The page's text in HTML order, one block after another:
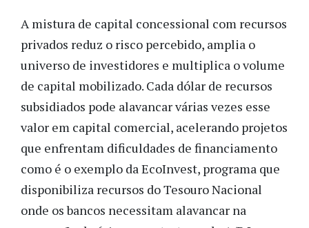
A mistura de capital concessional com recursos
privados reduz o risco percebido, amplia o
universo de investidores e multiplica o volume
de capital mobilizado. Cada dólar de recursos
subsidiados pode alavancar várias vezes esse
valor em capital comercial, acelerando projetos
que enfrentam dificuldades de financiamento
como é o exemplo da EcoInvest, programa que
disponibiliza recursos do Tesouro Nacional
onde os bancos necessitam alavancar na